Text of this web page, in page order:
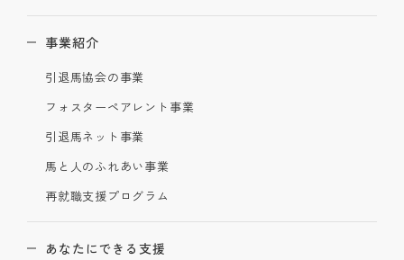
事業紹介
引退馬協会の事業
フォスターペアレント事業
引退馬ネット事業
馬と人のふれあい事業
再就職支援プログラム
あなたにできる支援